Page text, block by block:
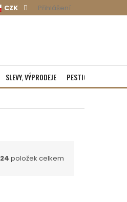
CZK Přihlášení
SLEVY, VÝPRODEJE PESTICIDY
24 položek celkem